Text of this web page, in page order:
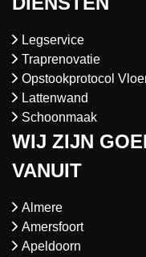
Legservice
Traprenovatie
Opstookprotocol
Lattenwand
Schoonmaak
WIJ ZIJN
VANUIT
Almere
Amersfoort
Apeldoorn